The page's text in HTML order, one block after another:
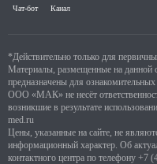
Чат-бот Канал
*Действительно только для
Материалы, размещенные на данной
предназначены для ознакомительных
ООО «МАК» не несёт
возникшие в результате
med.ru
Цены, указанные на сайте, не
информационный характер. Об
контактного центра по телефону +7